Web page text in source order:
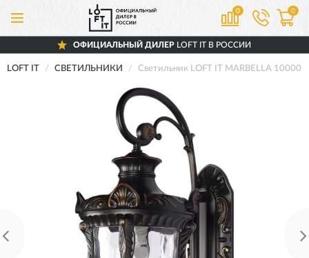
0 0
ОФИЦИАЛЬНЫЙ ДИЛЕРLOFT IT В РОССИИ
LOFT IT СВЕТИЛЬНИКИ Светильник LOFT IT MARBELLA